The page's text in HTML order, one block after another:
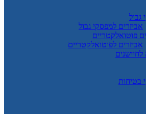
גבול
אביזרים למפסקי גבול
פוטואלקטריים
אביזרים לפוטואלקטריים
לחיישנים
בטיחות